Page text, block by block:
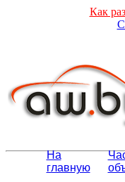
Как
На
главную